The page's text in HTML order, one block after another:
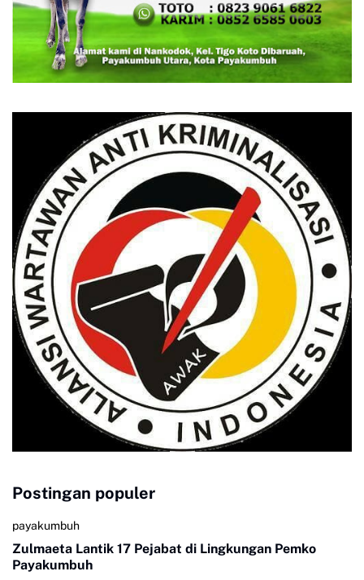
Postingan populer
payakumbuh
Zulmaeta Lantik 17 Pejabat di Lingkungan Pemko
Payakumbuh